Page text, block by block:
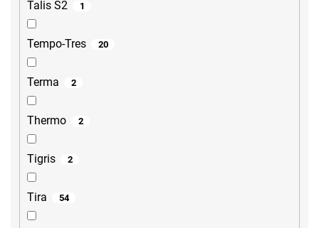
Talis S2 1
Tempo-Tres 20
Terma 2
Thermo 2
Tigris 2
Tira 54